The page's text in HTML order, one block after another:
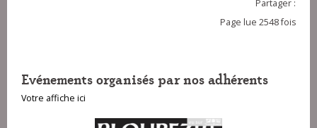
Partager :
Page lue 2548 fois
Evénements organisés par nos adhérents
Votre affiche ici